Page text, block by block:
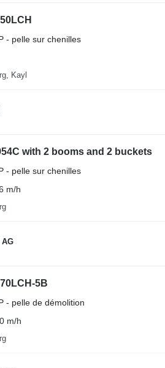
- pelle sur chenilles
Kayl
with 2 booms and 2 buckets
- pelle sur chenilles
m/h
AG
5B
- pelle de démolition
m/h